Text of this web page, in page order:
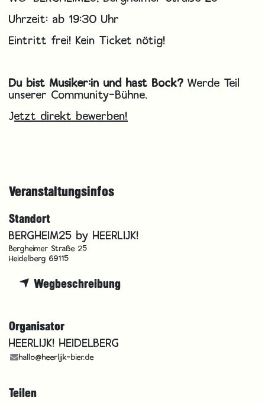
Uhrzeit: ab 19:30 Uhr
Eintritt frei! Kein Ticket nötig!
Du bist Musiker:in und hast Bock? Werde Teil
unserer Community-Bühne.
Jetzt direkt bewerben!
Veranstaltungsinfos
Standort
BERGHEIM25 by HEERLIJK!
Bergheimer Straße 25
Heidelberg 69115
Wegbeschreibung
Organisator
HEERLIJK! HEIDELBERG
hallo@heerlijk-bier.de
Teilen